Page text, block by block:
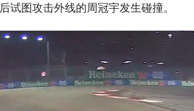
试图攻击外线的周冠宇发生碰撞。